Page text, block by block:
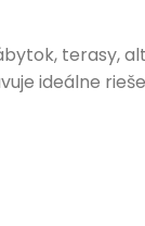
terasy,
ideálne